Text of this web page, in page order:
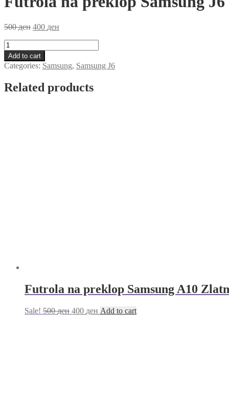
500ден 400 ден
Futrola
na
preklop
Samsung
Crna
Add to cart
Categories: Samsung, Samsung J6
Related products
Futrola na preklop Samsung A10
Sale! 500ден 400 ден Add to cart